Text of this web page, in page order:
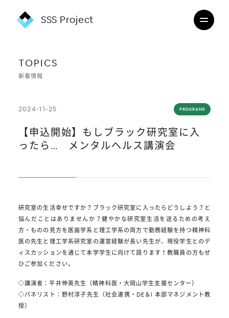
SSS Project
TOPICS
新着情報
2024-11-25 PROGRAMS
【申込開始】もしブラック研究室に入
ったら… メンタルヘルス講演会
研究室の生活幸せですか？ブラック研究室に入ったらどうしよう？と
悩んだことはありませんか？健やかな研究室生活を送るための考え
方・ものの見方を医歯学系と理工学系の両方で勤務経験を持つ精神科
医の先生と理工学系研究室の運営経験が長い先生が、現役学生とのデ
ィスカッションを通じて本学学生に向けて語ります！教職員の方もぜ
ひご参加ください。
◇講演者：平井伸英先生（精神科医・大岡山学生支援センター）
◇パネリスト：野村淳子先生（社会連携・DE＆I 本部マネジメント教
授）